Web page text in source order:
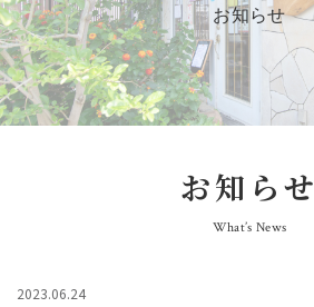
お知らせ
お知らせ
What’s News
2023.06.24